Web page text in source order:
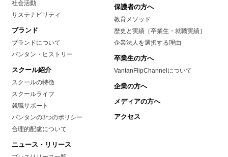
社会活動
サステナビリティ
ブランド
ブランドについて
バンタン・ヒストリー
スクール紹介
スクールの特徴
スクールライフ
就職サポート
バンタンの3つのポリシー
合理的配慮について
ニュース・リリース
保護者の方へ
教育メソッド
歴史と実績［卒業生・就職実績］
企業法人を選択する理由
卒業生の方へ
VantanFlipChannelについて
企業の方へ
メディアの方へ
アクセス